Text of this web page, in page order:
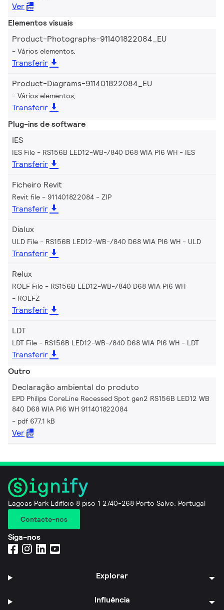
Ver
Elementos visuais
Product-Photographs-911401822084_EU
Vários elementos,
Transferir
Product-Diagrams-911401822084_EU
Vários elementos,
Transferir
Plug-ins de software
IES
IES File - RS156B LED12-WB-/840 D68 WIA PI6 WH IES
Transferir
Ficheiro Revit
Revit file - 911401822084 ZIP
Transferir
Dialux
ULD File - RS156B LED12-WB-/840 D68 WIA PI6 WH ULD
Transferir
Relux
ROLF File - RS156B LED12-WB-/840 D68 WIA PI6 WH
ROLFZ
Transferir
LDT
LDT File - RS156B LED12-WB-/840 D68 WIA PI6 WH LDT
Transferir
Outro
Declaração ambiental do produto
EPD Philips CoreLine Recessed Spot gen2 RS156B LED12 WB
840 D68 WIA PI6 WH 911401822084
pdf 677.1 kB
Ver
Lagoas Park Edifício 8 piso 1 2740-268 Porto Salvo, Portugal
Contacte-nos
Siga-nos
Explorar
Influência